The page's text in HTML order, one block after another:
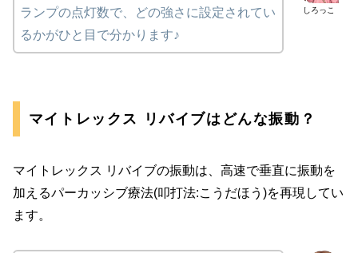
しろっこ
ランプの点灯数で、どの強さに設定されてい
るかがひと目で分かります♪
マイトレックス リバイブはどんな振動？
マイトレックス リバイブの振動は、高速で垂直に振動を
加えるパーカッシブ療法(叩打法:こうだほう)を再現してい
ます。